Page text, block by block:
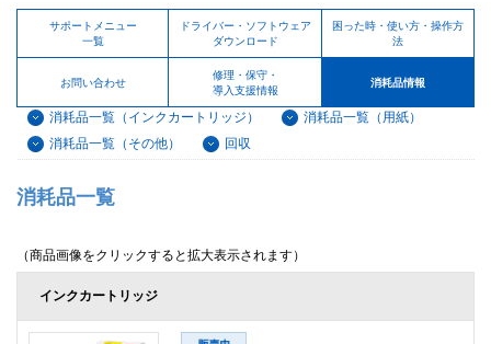
サポートメニュー
一覧
ドライバー・ソフトウェア
ダウンロード
困った時・使い方・操作方
法
お問い合わせ
修理・保守・
導入支援情報
消耗品情報
消耗品一覧（インクカートリッジ）
消耗品一覧（用紙）
消耗品一覧（その他）
回収
消耗品一覧
（商品画像をクリックすると拡大表示されます）
インクカートリッジ